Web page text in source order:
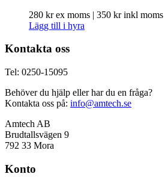
280 krex moms | 350 krinkl moms
Lägg till i hyra
Kontakta oss
Tel: 0250-15095
Behöver du hjälp eller har du en fråga?
Kontakta oss på: info@amtech.se
Amtech AB
Brudtallsvägen 9
792 33 Mora
Konto